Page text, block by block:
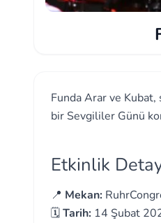
Funda Arar ve
bir Sevgililer Günü
Etkinlik
📍 Mekan:
🗓️Tarih: 14 Şubat